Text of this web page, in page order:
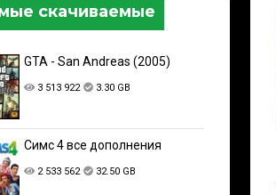
скачиваемые
GTA - San Andreas (2005)
3 513 922 3.30 GB
Симс 4 все дополнения
2 533 562 32.50 GB